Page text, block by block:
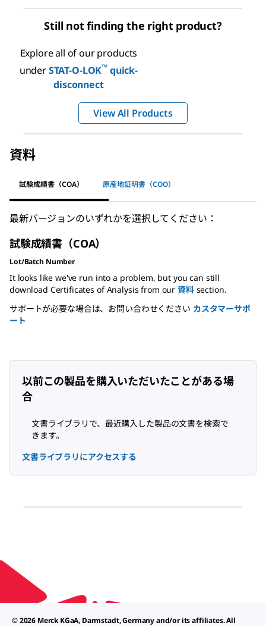
Still not finding the right product?
Explore all of our products
underSTAT-O-LOK™ quick-
disconnect
View All Products
資料
試験成績書（COA） 原産地証明書（COO）
最新バージョンのいずれかを選択してください：
試験成績書（COA）
Lot/Batch Number
It looks like we've run into a problem, but you can still
download Certificates of Analysis from our 資料section.
サポートが必要な場合は、お問い合わせください カスタマーサポ
ート
以前この製品を購入いただいたことがある場
合
文書ライブラリで、最近購入した製品の文書を検索で
きます。
文書ライブラリにアクセスする
© 2026 Merck KGaA, Darmstadt, Germany and/or its affiliates. All